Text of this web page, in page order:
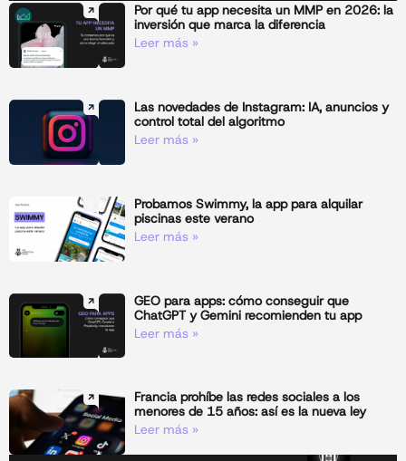
Por qué tu app necesita un MMP en 2026: la
inversión que marca la diferencia
Leer más »
Las novedades de Instagram: IA, anuncios y
control total del algoritmo
Leer más »
Probamos Swimmy, la app para alquilar
piscinas este verano
Leer más »
GEO para apps: cómo conseguir que
ChatGPT y Gemini recomienden tu app
Leer más »
Francia prohíbe las redes sociales a los
menores de 15 años: así es la nueva ley
Leer más »